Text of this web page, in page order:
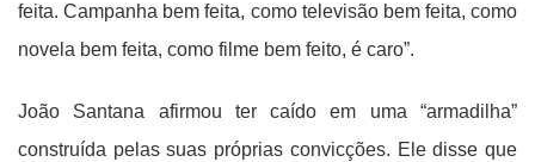
feita. Campanha bem feita, como televisão bem feita, como
novela bem feita, como filme bem feito, é caro”.
João Santana afirmou ter caído em uma “armadilha”
construída pelas suas próprias convicções. Ele disse que